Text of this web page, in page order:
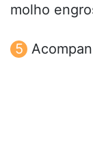
molho